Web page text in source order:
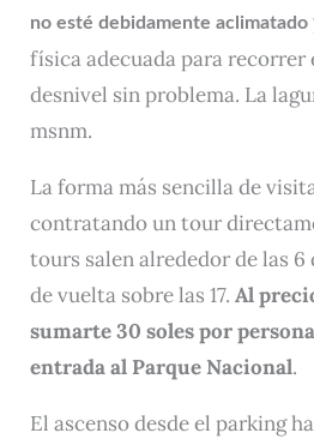
no esté debidamente aclimatado
física adecuada para recorrer
desnivel sin problema. La
msnm.
La forma más sencilla de
contratando un tour
tours salen alrededor de las 6
de vuelta sobre las 17. Al
sumarte 30 soles por
entrada al Parque Nacional.
El ascenso desde el parking